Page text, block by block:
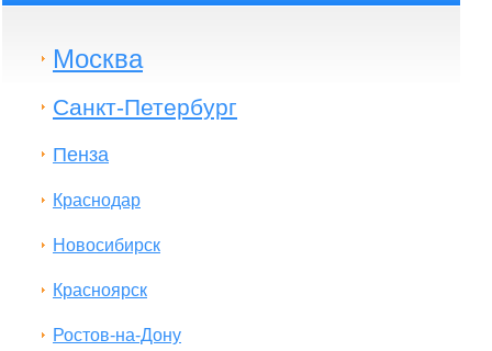
Москва
Санкт-Петербург
Пенза
Краснодар
Новосибирск
Красноярск
Ростов-на-Дону